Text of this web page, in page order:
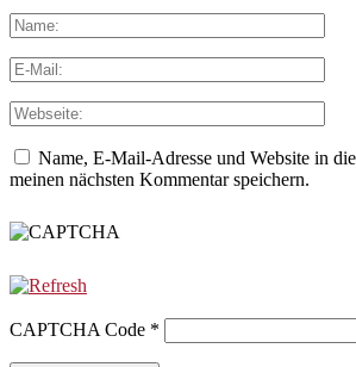
Name, E-Mail-Adresse und Website in
meinen nächsten Kommentar speichern.
CAPTCHA Code *